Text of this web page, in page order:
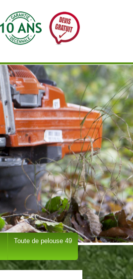
Toute de pelouse 49